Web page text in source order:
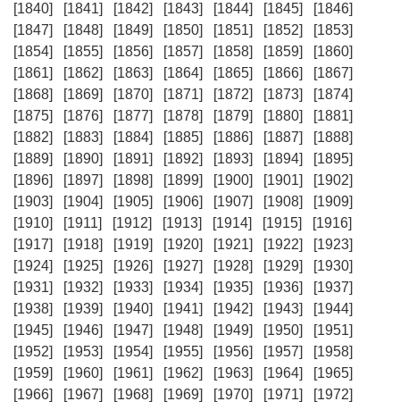
[1840]
[1841] [1842] [1843] [1844] [1845]
[1846]
[1847]
[1848] [1849] [1850] [1851] [1852]
[1853]
[1854]
[1855] [1856] [1857] [1858] [1859]
[1860]
[1861]
[1862] [1863] [1864] [1865] [1866]
[1867]
[1868]
[1869] [1870] [1871] [1872] [1873]
[1874]
[1875]
[1876] [1877] [1878] [1879] [1880]
[1881]
[1882]
[1883] [1884] [1885] [1886] [1887]
[1888]
[1889]
[1890] [1891] [1892] [1893] [1894]
[1895]
[1896]
[1897] [1898] [1899] [1900] [1901]
[1902]
[1903]
[1904] [1905] [1906] [1907] [1908]
[1909]
[1910]
[1911] [1912] [1913] [1914] [1915]
[1916]
[1917]
[1918] [1919] [1920] [1921] [1922]
[1923]
[1924]
[1925] [1926] [1927] [1928] [1929]
[1930]
[1931]
[1932] [1933] [1934] [1935] [1936]
[1937]
[1938]
[1939] [1940] [1941] [1942] [1943]
[1944]
[1945]
[1946] [1947] [1948] [1949] [1950]
[1951]
[1952]
[1953] [1954] [1955] [1956] [1957]
[1958]
[1959]
[1960] [1961] [1962] [1963] [1964]
[1965]
[1966]
[1967] [1968] [1969] [1970] [1971]
[1972]